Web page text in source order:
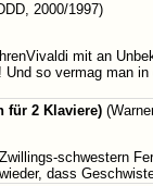
2000/1997)
mit an
so vermag man
für 2 Klaviere)
schwestern
dass